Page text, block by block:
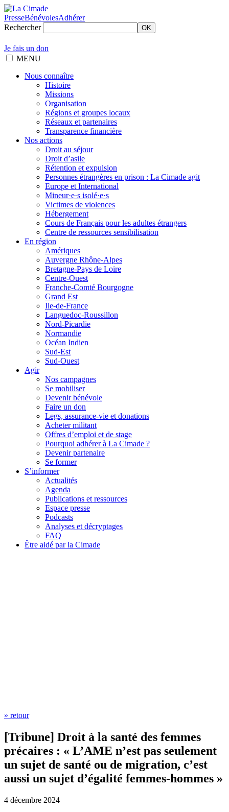
PresseBénévolesAdhérer
Rechercher
OK
Je fais un don
MENU
Nous connaître
Histoire
Missions
Organisation
Régions et groupes locaux
Réseaux et partenaires
Transparence financière
Nos actions
Droit au séjour
Droit d’asile
Rétention et expulsion
Personnes étrangères en prison : La Cimade agit
Europe et International
Mineur·e·s isolé·e·s
Victimes de violences
Hébergement
Cours de Français pour les adultes étrangers
Centre de ressources sensibilisation
En région
Amériques
Auvergne Rhône-Alpes
Bretagne-Pays de Loire
Centre-Ouest
Franche-Comté Bourgogne
Grand Est
Ile-de-France
Languedoc-Roussillon
Nord-Picardie
Normandie
Océan Indien
Sud-Est
Sud-Ouest
Agir
Nos campagnes
Se mobiliser
Devenir bénévole
Faire un don
Legs, assurance-vie et donations
Acheter militant
Offres d’emploi et de stage
Pourquoi adhérer à La Cimade ?
Devenir partenaire
Se former
S’informer
Actualités
Agenda
Publications et ressources
Espace presse
Podcasts
Analyses et décryptages
FAQ
Être aidé par la Cimade
» retour
[Tribune] Droit à la santé des femmes
précaires : « L’AME n’est pas seulement
un sujet de santé ou de migration, c’est
aussi un sujet d’égalité femmes-hommes »
4 décembre 2024